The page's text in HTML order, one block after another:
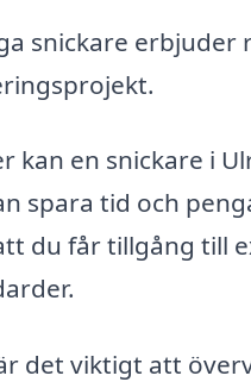
snickare
kan en snickare i
spara tid och
du får tillgång till
det viktigt att